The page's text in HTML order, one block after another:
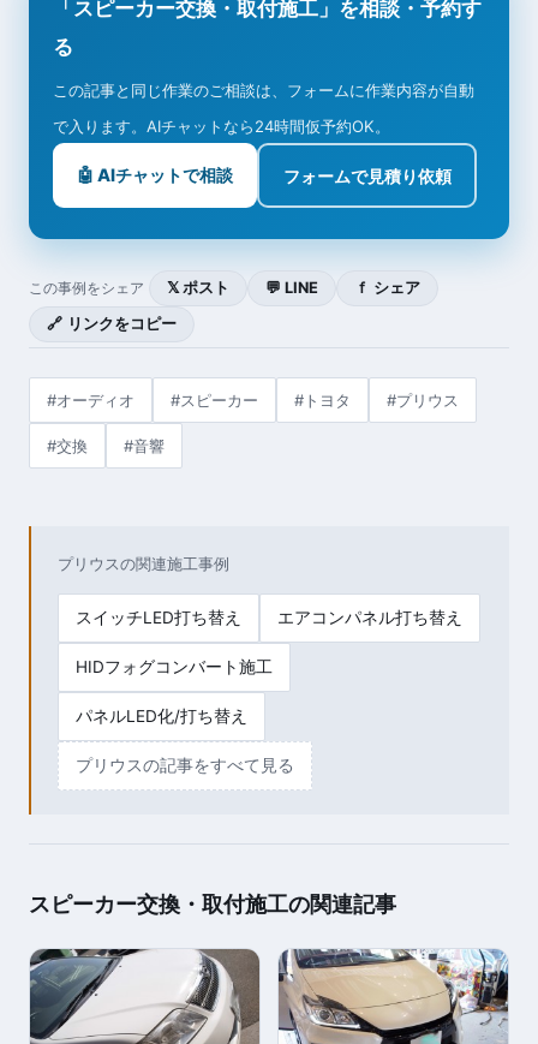
「スピーカー交換・取付施工」を相談・予約す
る
この記事と同じ作業のご相談は、フォームに作業内容が自動
で入ります。AIチャットなら24時間仮予約OK。
🤖 AIチャットで相談 フォームで見積り依頼
この事例をシェア 𝕏 ポスト 💬 LINE
ｆ シェア
🔗 リンクをコピー
#オーディオ #スピーカー #トヨタ #プリウス
#交換 #音響
プリウスの関連施工事例
スイッチLED打ち替え エアコンパネル打ち替え
HIDフォグコンバート施工
パネルLED化/打ち替え
プリウスの記事をすべて見る
スピーカー交換・取付施工の関連記事